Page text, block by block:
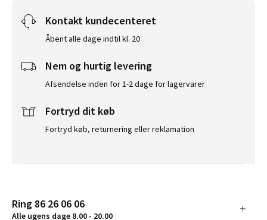
Kontakt kundecenteret
Åbent alle dage indtil kl. 20
Nem og hurtig levering
Afsendelse inden for 1-2 dage for lagervarer
Fortryd dit køb
Fortryd køb, returnering eller reklamation
Ring 86 26 06 06
Alle ugens dage 8.00 - 20.00